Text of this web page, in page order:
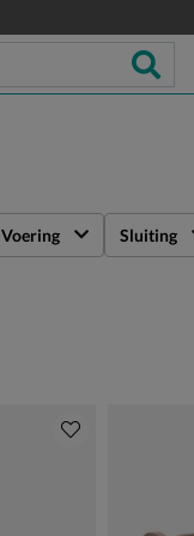
Voering Sluiting